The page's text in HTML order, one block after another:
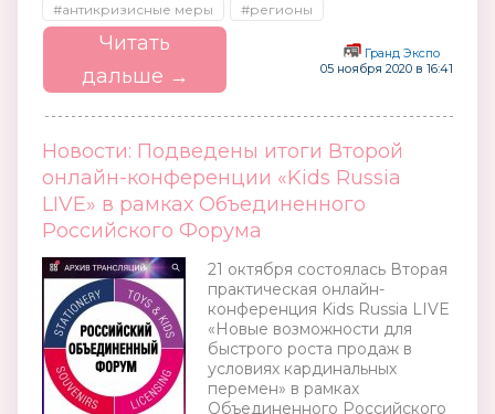
#антикризисные меры
#регионы
Читать
дальше →
Гранд Экспо
05 ноября 2020 в 16:41
Новости: Подведены итоги Второй
онлайн-конференции «Kids Russia
LIVE» в рамках Объединенного
Российского Форума
21 октября состоялась Вторая
практическая онлайн-
конференция Kids Russia LIVE
«Новые возможности для
быстрого роста продаж в
условиях кардинальных
перемен» в рамках
Объединенного Российского